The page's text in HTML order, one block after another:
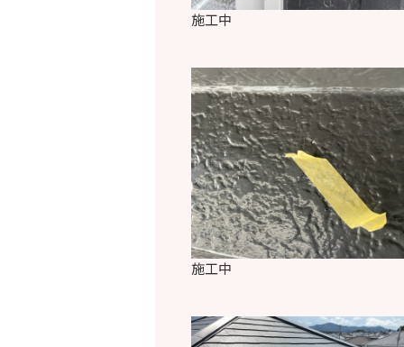
施工中
施工中